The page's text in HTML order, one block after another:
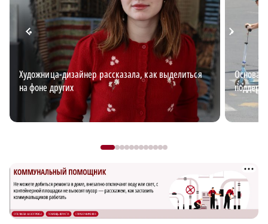
Художница-дизайнер рассказала, как выделиться
на фоне других
Основа